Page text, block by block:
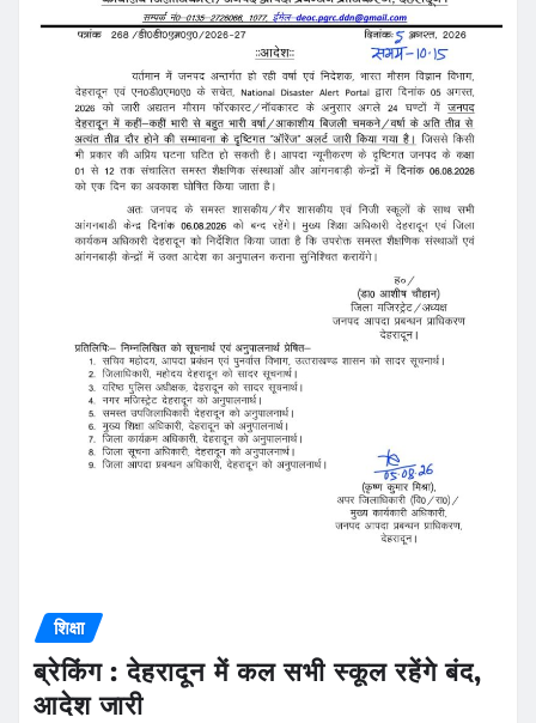
शिक्षा
ब्रेकिंग : देहरादून में कल सभी स्कूल रहेंगे बंद,
आदेश जारी